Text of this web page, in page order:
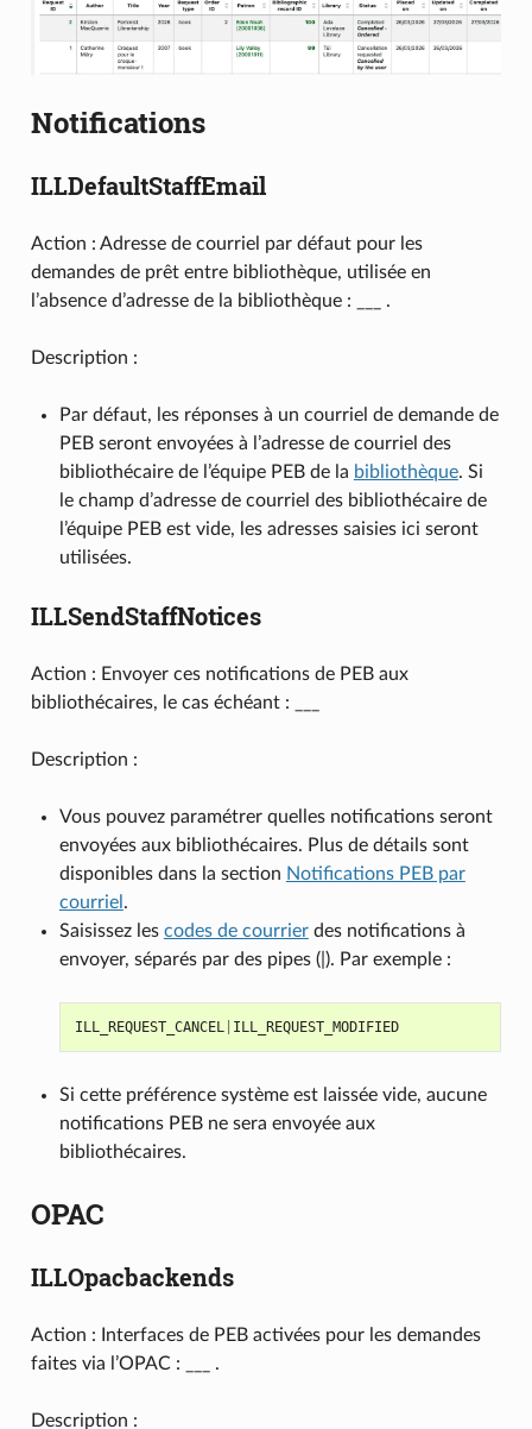
Notifications
ILLDefaultStaffEmail
Action : Adresse de courriel par défaut pour les
demandes de prêt entre bibliothèque, utilisée en
l’absence d’adresse de la bibliothèque : ___ .
Description :
Par défaut, les réponses à un courriel de demande de
PEB seront envoyées à l’adresse de courriel des
bibliothécaire de l’équipe PEB de la bibliothèque. Si
le champ d’adresse de courriel des bibliothécaire de
l’équipe PEB est vide, les adresses saisies ici seront
utilisées.
ILLSendStaffNotices
Action : Envoyer ces notifications de PEB aux
bibliothécaires, le cas échéant : ___
Description :
Vous pouvez paramétrer quelles notifications seront
envoyées aux bibliothécaires. Plus de détails sont
disponibles dans la section Notifications PEB par
courriel .
Saisissez les codes de courrierdes notifications à
envoyer, séparés par des pipes (|). Par exemple :
ILL_REQUEST_CANCEL| ILL_REQUEST_MODIFIED
Si cette préférence système est laissée vide, aucune
notifications PEB ne sera envoyée aux
bibliothécaires.
OPAC
ILLOpacbackends
Action : Interfaces de PEB activées pour les demandes
faites via l’OPAC : ___ .
Description :